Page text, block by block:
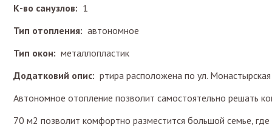
К-во санузлов: 1
Тип отопления: автономное
Тип окон: металлопластик
Додатковий опис: ртира расположена по ул.
Автономное отопление позволит самостоятельно решать
70 м2 позволит комфортно разместится большой семье,